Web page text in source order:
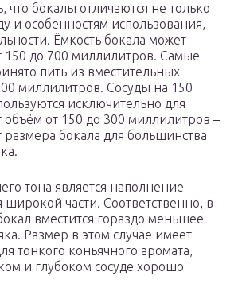
что бокалы отличаются не только
и особенностям использования,
Ёмкость бокала может
150 до 700 миллилитров. Самые
пить из вместительных
миллилитров. Сосуды на 150
исключительно для
объём от 150 до 300 миллилитров –
размера бокала для большинства
тона является наполнение
широкой части. Соответственно, в
вместится гораздо меньшее
Размер в этом случае имеет
тонкого коньячного аромата,
и глубоком сосуде хорошо